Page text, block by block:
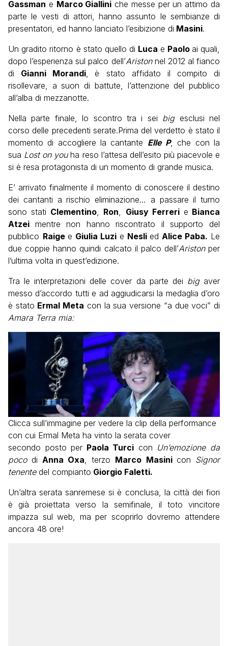
Gassman e Marco Giallini che messe per un attimo da
parte le vesti di attori, hanno assunto le sembianze di
presentatori, ed hanno lanciato l’esibizione di Masini.
Un gradito ritorno è stato quello di Luca e Paolo ai quali,
dopo l’esperienza sul palco dell’Aristonnel 2012 al fianco
di Gianni Morandi,
è stato affidato il compito di
risollevare, a suon di battute, l’attenzione del pubblico
all’alba di mezzanotte.
Nella parte finale, lo scontro tra i sei bigesclusi nel
corso delle precedenti serate.Prima del verdetto è stato il
momento di accogliere la cantante Elle P, che con la
sua Lost on youha reso l’attesa dell’esito più piacevole e
si è resa protagonista di un momento di grande musica.
E’ arrivato finalmente il momento di conoscere il destino
dei cantanti a rischio eliminazione… a passare il turno
sono stati Clementino, Ron, Giusy Ferrerie Bianca
Atzei mentre non hanno riscontrato il supporto del
pubblico Raigee Giulia Luzie Neslied Alice Paba. Le
due coppie hanno quindi calcato il palco dell’Aristonper
l’ultima volta in quest’edizione.
Tra le interpretazioni delle cover da parte dei bigaver
messo d’accordo tutti e ad aggiudicarsi la medaglia d’oro
è stato Ermal Meta con la sua versione “a due voci” di
Amara Terra mia:
Clicca sull’immagine per vedere la clip della performance
con cui Ermal Meta ha vinto la serata cover
secondo posto per Paola Turci con Un’emozione da
pocodi Anna Oxa , terzo Marco Masini con Signor
tenentedel compianto Giorgio Faletti.
Un’altra serata sanremese si è conclusa, la città dei fiori
è già proiettata verso la semifinale, il toto vincitore
impazza sul web, ma per scoprirlo dovremo attendere
ancora 48 ore!